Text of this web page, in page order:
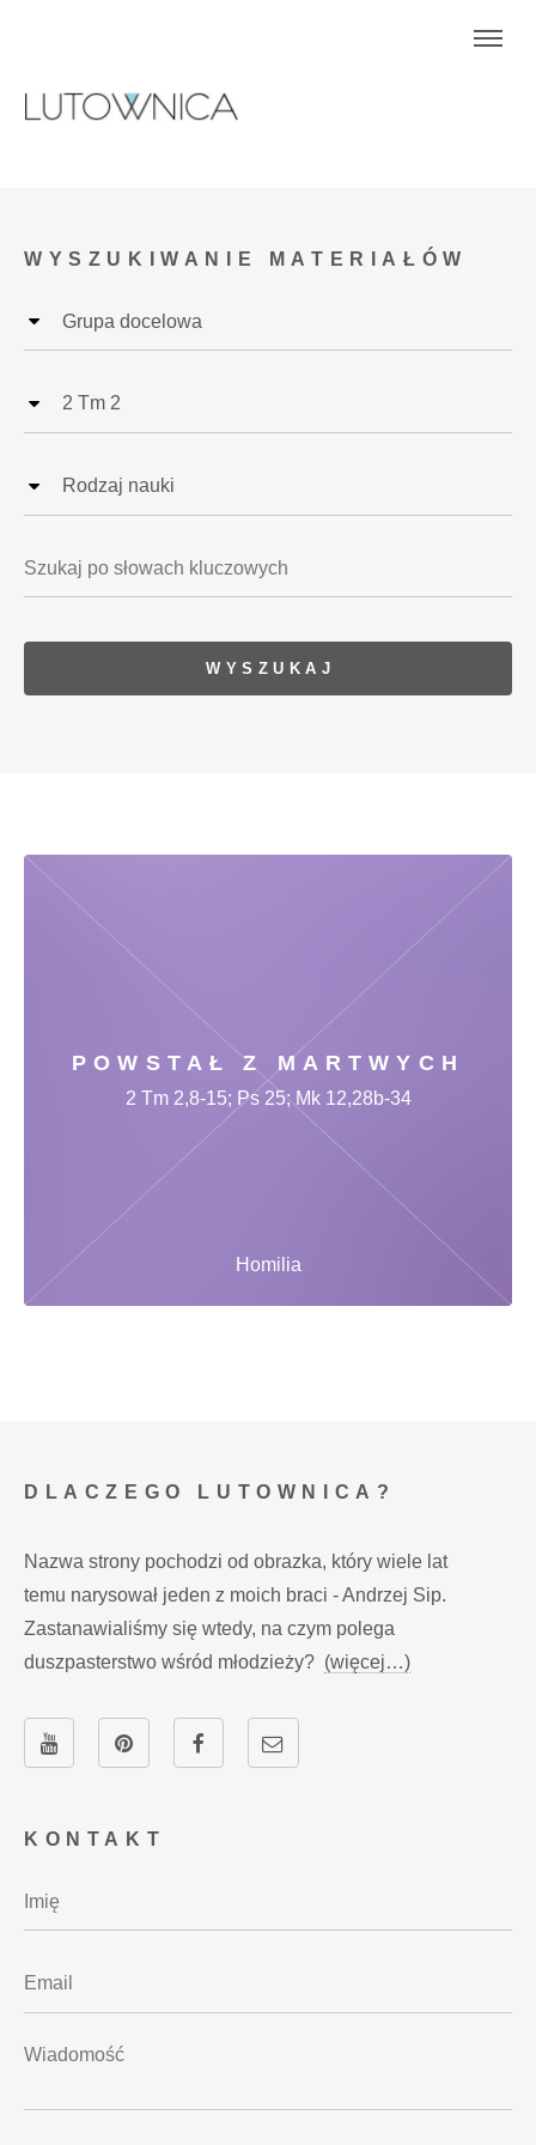
WYSZUKIWANIE MATERIAŁÓW
POWSTAŁ Z MARTWYCH
Homilia
2 Tm 2,8-15; Ps 25; Mk 12,28b-34
KONTAKT
DLACZEGO LUTOWNICA?
Nazwa strony pochodzi od obrazka, który wiele lat
temu narysował jeden z moich braci - Andrzej Sip.
Zastanawialiśmy się wtedy, na czym polega
duszpasterstwo wśród młodzieży? (więcej…)